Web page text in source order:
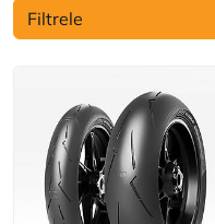
Filtrele